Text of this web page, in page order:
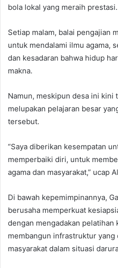
bola lokal yang meraih prestasi.
Setiap malam, balai pengajian
untuk mendalami ilmu agama,
dan kesadaran bahwa hidup
makna.
Namun, meskipun desa ini kini
melupakan pelajaran besar
tersebut.
“Saya diberikan kesempatan
memperbaiki diri, untuk
agama dan masyarakat,” ucap
Di bawah kepemimpinannya,
berusaha memperkuat
dengan mengadakan pelatihan
membangun infrastruktur yang
masyarakat dalam situasi